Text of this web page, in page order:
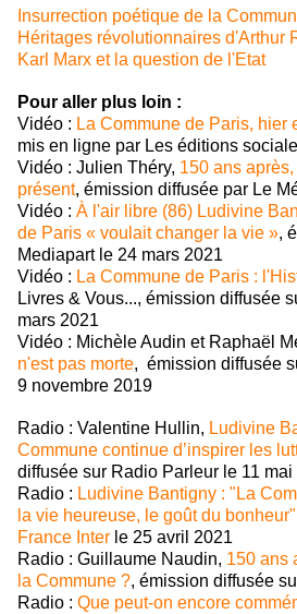
Insurrection poétique de la
Héritages révolutionnaires d'Arthur
Karl Marx et la question de l'Etat
Pour aller plus loin :
Vidéo : La Commune de Paris, hier
mis en ligne par Les éditions
Vidéo : Julien Théry, 150 ans
présent, émission diffusée par Le
Vidéo : À l'air libre (86) Ludivine
de Paris « voulait changer la vie »,
Mediapart le 24 mars 2021
Vidéo : La Commune de Paris :
Livres & Vous..., émission diffusée
mars 2021
Vidéo : Michèle Audin et Raphaël
n'est pas morte, émission diffusée
9 novembre 2019
Radio : Valentine Hullin, Ludivine
Commune continue d’inspirer les
diffusée sur Radio Parleur le 11 mai
Radio : Ludivine Bantigny : "La
la vie heureuse, le goût du bonheur"
France Inter le 25 avril 2021
Radio : Guillaume Naudin, 150 ans
la Commune ?, émission diffusée
Radio : Que peut-on encore